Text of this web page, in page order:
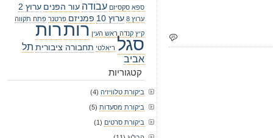
ספא סקסיזם עבודהעור הפניםערוץ 2
ערוץ 8 ערוץ 10 פמניזם פרטנר פתח תקווה
קיץ קנדה ראש העין רותרות
סגל ריאלטי תחבורה ציבוריתתל
אביב
קטגוריות
ביקורת טלוויזיה(4)
ביקורת מסעדות(5)
ביקורת סרטים(1)